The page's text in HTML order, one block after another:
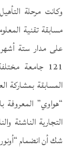
مسابقة تقنية
121 جامعة
المسابقة بمشاركة
“هواوي” المعروفة
التجارية الناشئة
شك أن انضمام